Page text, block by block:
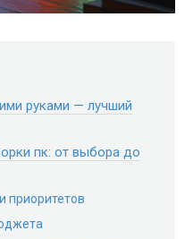
руками — лучший
пк: от выбора до
приоритетов